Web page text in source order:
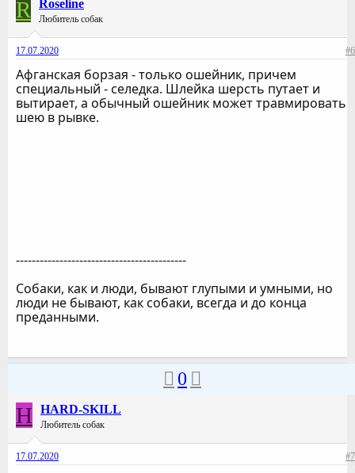
R Roseline
Любитель собак
17.07.2020 #6
Афганская борзая - только ошейник, причем
специальный - селедка. Шлейка шерсть путает и
вытирает, а обычный ошейник может травмировать
шею в рывке.
-------------------------------------------
Собаки, как и люди, бывают глупыми и умными, но
люди не бывают, как собаки, всегда и до конца
преданными.
0
H HARD-SKILL
Любитель собак
17.07.2020 #7